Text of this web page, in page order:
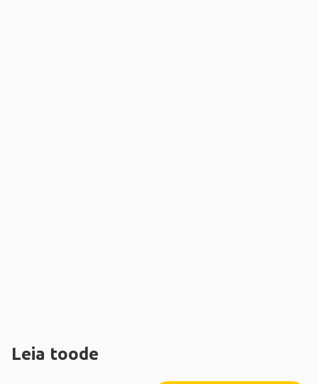
Leia toode